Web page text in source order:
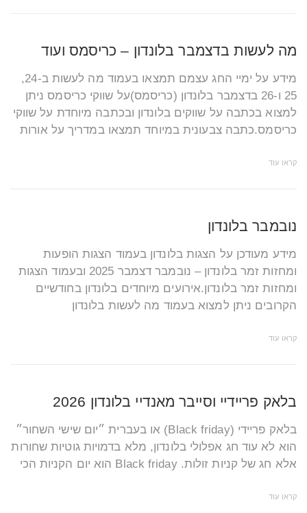
מה לעשות בדצמבר בלונדון – כריסמס ועוד
מידע על ימיי החג עצמם תמצאו בעמוד מה לעשות ב-24,
25 ו-26 בדצמבר בלונדון (כריסמס)על שווקי כריסמס ניתן
למצוא בכתבה על שווקים בלונדון ובכתבה מיוחדת על שווקי
כריסמס.כתבה צבעונית במיוחד תמצאו במדריך על אורות
קראו עוד
נובמבר בלונדון
מידע מעודכן על הצגות בלונדון בעמוד הצגות הופעות
ומחזות זמר בלונדון – נובמבר דצמבר 2025 ובעמוד הצגות
ומחזות זמר בלונדון.אירועים מיוחדים בלונדון בחודשיים
הקרובים ניתן למצוא בעמוד מה לעשות בלונדון
קראו עוד
בלאק פריידיי וסייבר מאנדיי בלונדון 2026
בלאק פריידי (Black friday) או בעברית ״יום שישי השחור״
הוא לא עוד חג אפלולי בלונדון, מלא בדמויות גוטיות שחורות
אלא חג של קניות זולות. Black friday הוא יום הקניות הכי
קראו עוד